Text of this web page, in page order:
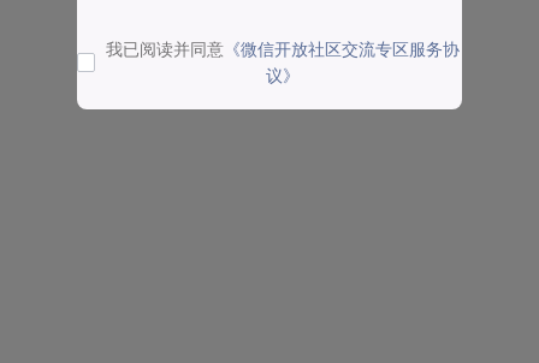
我已阅读并同意 《微信开放社区交流专区服务协
议》